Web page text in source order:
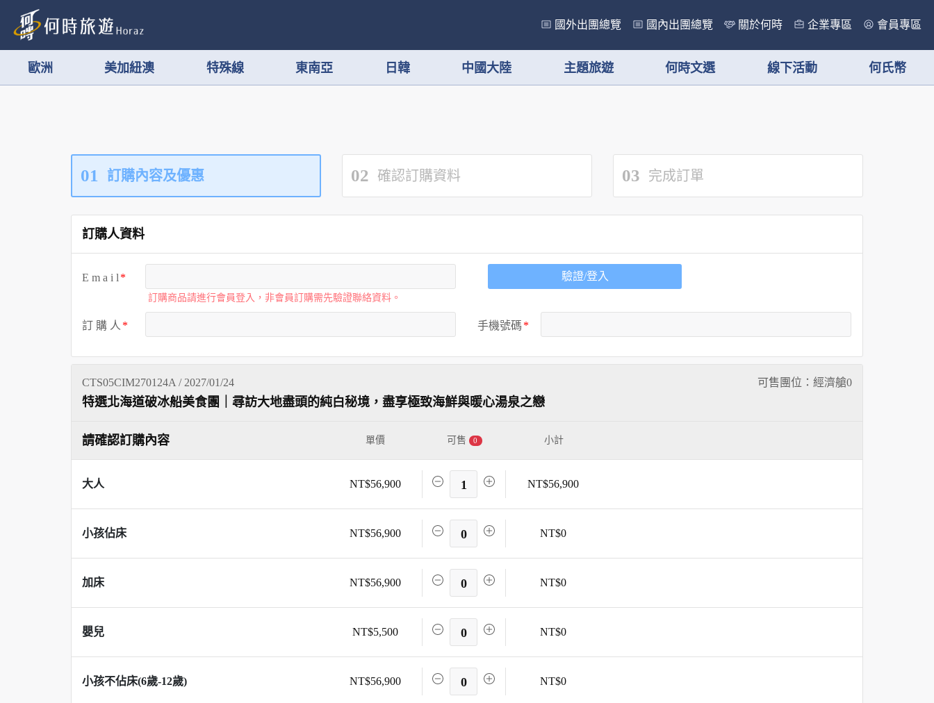
國外出團總覽 國內出團總覽 關於何時 企業專區 會員專區
歐洲 美加紐澳 特殊線 東南亞 日韓 中國大陸 主題旅遊 何時文選 線下活動 何氏幣
01 訂購內容及優惠 02 確認訂購資料 03 完成訂單
訂購人資料
E m a i l
訂購商品請進行會員登入，非會員訂購需先驗證聯絡資料。
驗證/登入
訂 購 人 手機號碼
CTS05CIM270124A / 2027/01/24 可售團位：經濟艙0
特選北海道破冰船美食團｜尋訪大地盡頭的純白秘境，盡享極致海鮮與暖心湯泉之戀
請確認訂購內容 單價 可售 0 小計
大人 NT$56,900 1 NT$56,900
小孩佔床 NT$56,900 0 NT$0
加床 NT$56,900 0 NT$0
嬰兒 NT$5,500 0 NT$0
小孩不佔床(6歲-12歲) NT$56,900 0 NT$0